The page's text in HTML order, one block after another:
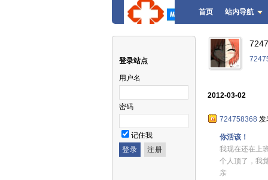
首页 站内导航
登录站点
用户名
密码
记住我
2012-03-02
724758368 发
你活该！
我现在还在上
个人顶了，我
亲